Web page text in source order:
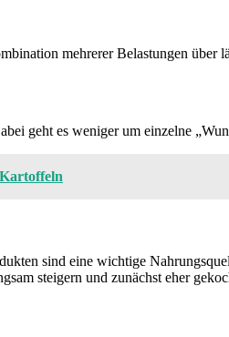
mehrerer Belastungen über
geht es weniger um einzelne
sind eine wichtige
steigern und zunächst eher